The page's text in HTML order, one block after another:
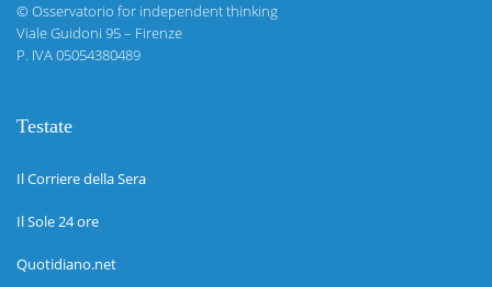
©Osservatorio for independent thinking
Viale Guidoni 95 – Firenze
P. IVA 05054380489
Testate
Il Corriere della Sera
Il Sole 24 ore
Quotidiano.net